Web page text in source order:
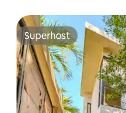
Superhost
Superhost